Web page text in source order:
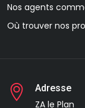
Nos agents
Où trouver nos
Adresse
ZA le Plan